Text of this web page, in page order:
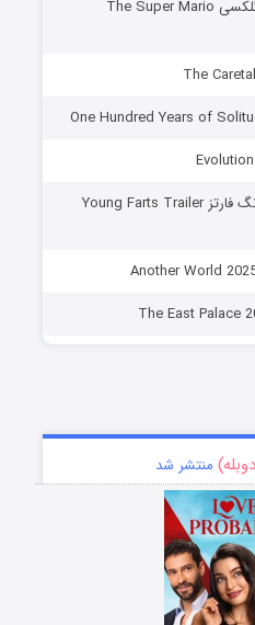
دانلود انیمیشن سوپر ماریو گلکسی The Super Mario
دانلود مستند قطعات تریلر یانگ فارتز Young Farts Trailer
منتشر شد